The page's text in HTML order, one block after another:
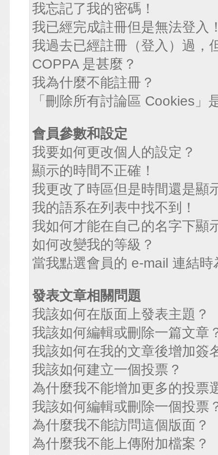
我忘記了我的密碼！
我已經完成註冊但是無法登入
我過去已經註冊（登入）過，
COPPA 是甚麼？
我為什麼不能註冊？
「刪除所有討論區 Cookies」
會員參數和設定
我要如何更改個人的設定？
顯示的時間不正確！
我更改了時區但是時間還是顯
我的語系在列表中找不到！
我如何才能在自己的名字下顯
如何改變我的等級？
當我點選會員的 e-mail 連結
發表文章相關問題
我該如何在版面上發表主題？
我該如何編輯或刪除一篇文章
我該如何在我的文章後增加簽
我該如何建立一個投票？
為什麼我不能增加更多的投票
我該如何編輯或刪除一個投票
為什麼我不能訪問這個版面？
為什麼我不能上傳附加檔案？